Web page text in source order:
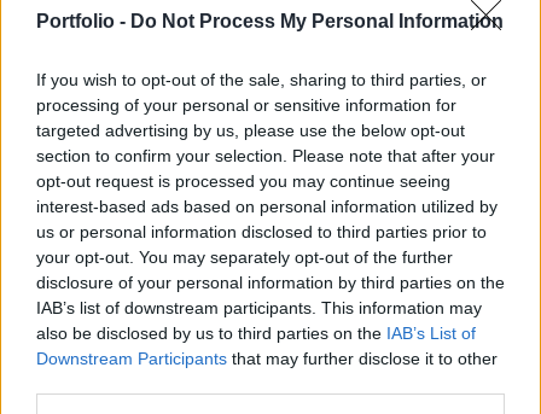
Portfolio - Do Not Process My Personal Information
If you wish to opt-out of the sale, sharing to third parties, or
processing of your personal or sensitive information for
targeted advertising by us, please use the below opt-out
section to confirm your selection. Please note that after your
opt-out request is processed you may continue seeing
interest-based ads based on personal information utilized by
us or personal information disclosed to third parties prior to
your opt-out. You may separately opt-out of the further
disclosure of your personal information by third parties on the
IAB’s list of downstream participants. This information may
also be disclosed by us to third parties on the IAB’s List of
Downstream Participants that may further disclose it to other
azt eredményezték, hogy a reálbérek is gyorsan
Meglepően erős adatok Idén isten bizony nem fognak
nagyot emelni a béreken a vállalatok! Maximum annyit,
amennyi az infláció, mert nem lehet már bírni a hosszú
évek óta tartó, jelentős bérkorrekciókat! Milyen sokszor
hallottuk ezeket a szólamokat a szakmai szervezetektől. A
statisztikai hivatal friss adatai alapján, amelyek szerint
tavasszal is kitartott a magas bérdinamika, idén...
KEDVES OLVASÓNK!